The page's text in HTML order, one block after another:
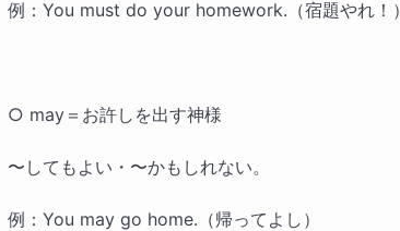
例：You must do your homework.（宿題やれ！）
○ may＝お許しを出す神様
〜してもよい・〜かもしれない。
例：You may go home.（帰ってよし）